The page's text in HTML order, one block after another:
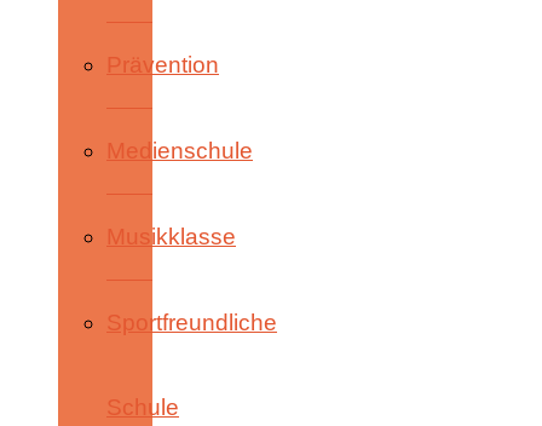
Prävention
Medienschule
Musikklasse
Sportfreundliche
Schule